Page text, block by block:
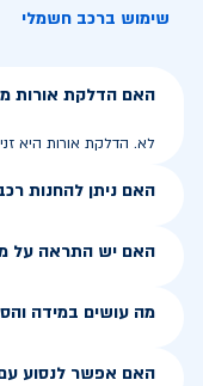
שימוש ברכב חשמלי
האם הדלקת אורות
לא. הדלקת אורות היא
האם ניתן להחנות
האם יש התראה על
מה עושים במידה
האם אפשר לנסוע